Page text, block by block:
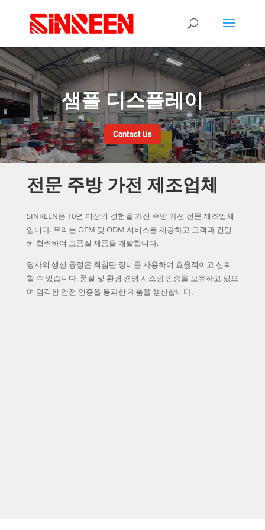
샘플 디스플레이
Contact Us
전문 주방 가전 제조업체
SINREEN은 10년 이상의 경험을 가진 주방 가전 전문 제조업체
입니다. 우리는 OEM 및 ODM 서비스를 제공하고 고객과 긴밀
히 협력하여 고품질 제품을 개발합니다.
당사의 생산 공정은 최첨단 장비를 사용하여 효율적이고 신뢰
할 수 있습니다. 품질 및 환경 경영 시스템 인증을 보유하고 있으
며 엄격한 안전 인증을 통과한 제품을 생산합니다.